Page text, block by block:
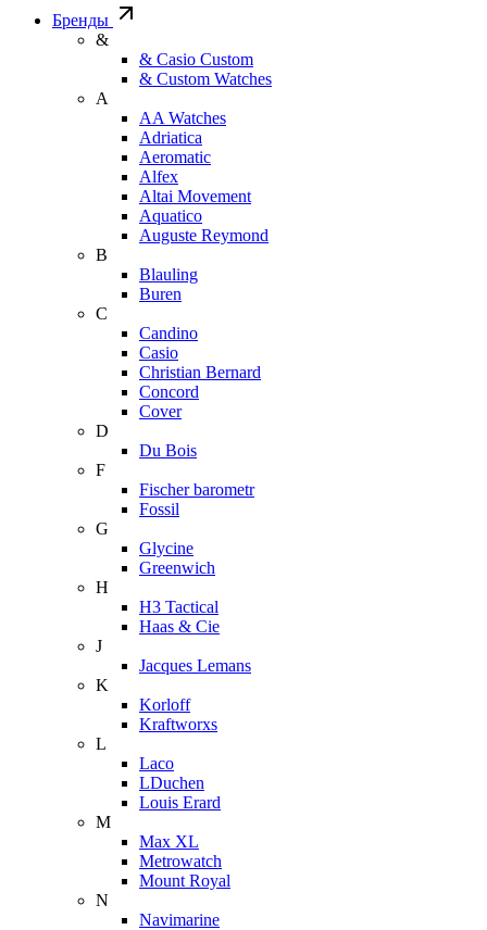
Бренды
&
& Casio Custom
& Custom Watches
A
AA Watches
Adriatica
Aeromatic
Alfex
Altai Movement
Aquatico
Auguste Reymond
B
Blauling
Buren
C
Candino
Casio
Christian Bernard
Concord
Cover
D
Du Bois
F
Fischer barometr
Fossil
G
Glycine
Greenwich
H
H3 Tactical
Haas & Cie
J
Jacques Lemans
K
Korloff
Kraftworxs
L
Laco
LDuchen
Louis Erard
M
Max XL
Metrowatch
Mount Royal
N
Navimarine